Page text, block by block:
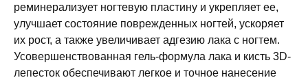
реминерализует ногтевую пластину и укрепляет ее,
улучшает состояние поврежденных ногтей, ускоряет
их рост, а также увеличивает адгезию лака с ногтем.
Усовершенствованная гель-формула лака и кисть 3D-
лепесток обеспечивают легкое и точное нанесение